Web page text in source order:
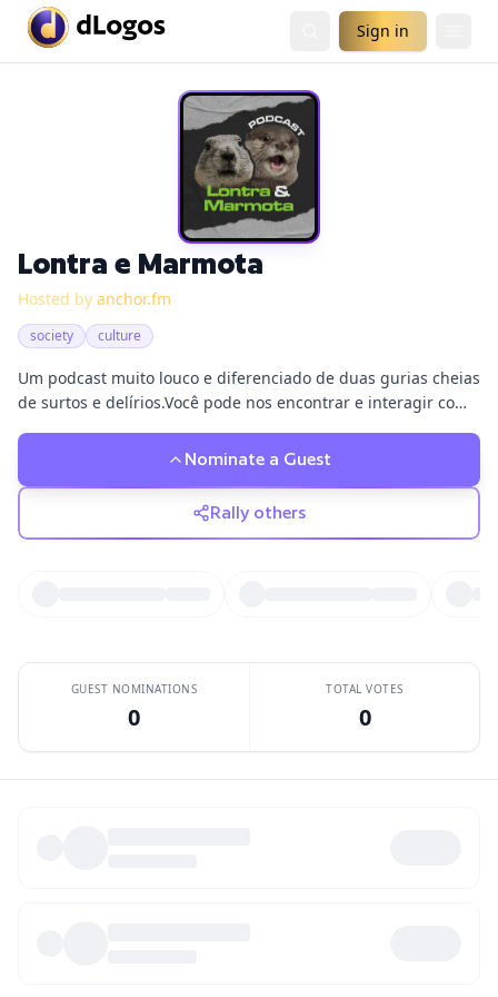
Sign in
Lontra e Marmota
Hosted by anchor.fm
society culture
Um podcast muito louco e diferenciado de duas gurias cheias
de surtos e delírios.Você pode nos encontrar e interagir com
@lontraemarmota , e pelo nosso email
contato@lontraemarmota.com.br
Nominate a Guest
Rally others
GUEST NOMINATIONS
0
TOTAL VOTES
0